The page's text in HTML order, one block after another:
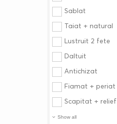
Sablat
Taiat + natural
Lustruit 2 fete
Daltuit
Antichizat
Fiamat + periat
Scapitat + relief
Show all